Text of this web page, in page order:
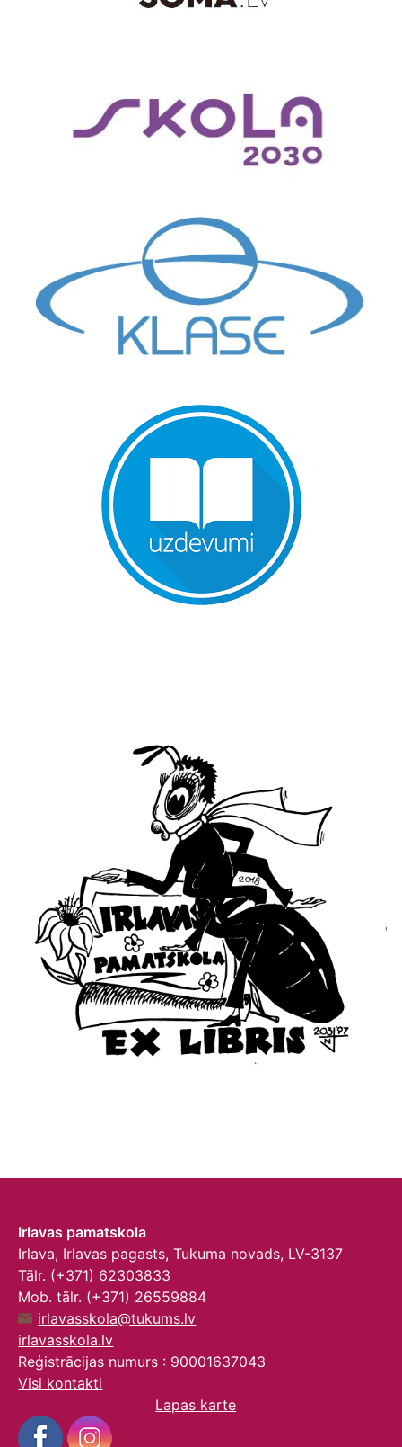
Irlavas pamatskola
Irlava, Irlavas pagasts, Tukuma novads, LV-3137
Tālr. (+371) 62303833
Mob. tālr. (+371) 26559884
irlavasskola@tukums.lv
irlavasskola.lv
Reģistrācijas numurs : 90001637043
Visi kontakti
Lapas karte